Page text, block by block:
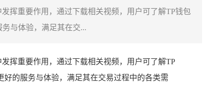
挥重要作用，通过下载相关视频，用户可了解TP钱包
与体验，满足其在交...
挥重要作用，通过下载相关视频，用户可了解TP
的服务与体验，满足其在交易过程中的各类需